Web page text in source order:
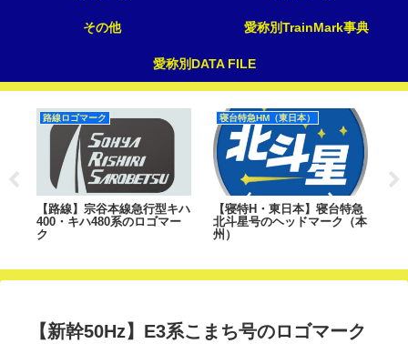
その他 愛称別TrainMark事典
愛称別DATA FILE
路線ロゴマーク
【路線】宗谷本線急行型キハ
400・キハ480系のロゴマー
ク
寝台特急HM（東日本）
【寝特H・東日本】寝台特急
北斗星号のヘッドマーク（本
州）
【新幹50Hz】E3系こまち号のロゴマーク